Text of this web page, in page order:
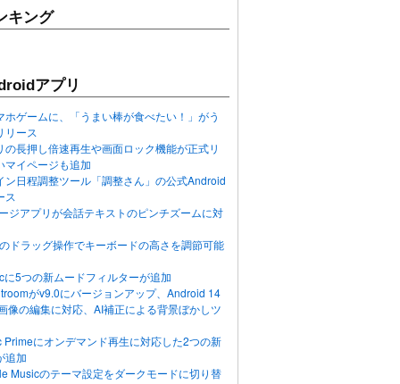
キング
アプリ
ホゲームに、「うまい棒が食べたい！」がう
リース
の長押し倍速再生や画面ロック機能が正式リ
マイページも追加
ン日程調整ツール「調整さん」の公式Android
ス
ジアプリが会話テキストのピンチズームに対
ドラッグ操作でキーボードの高さを調節可能
に5つの新ムードフィルターが追加
がv9.0にバージョンアップ、Android 14
像の編集に対応、AI補正による背景ぼかしツ
Primeにオンデマンド再生に対応した2つの新
追加
Musicのテーマ設定をダークモードに切り替